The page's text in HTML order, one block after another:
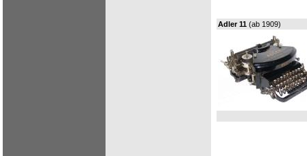
Adler 11 (ab 1909)